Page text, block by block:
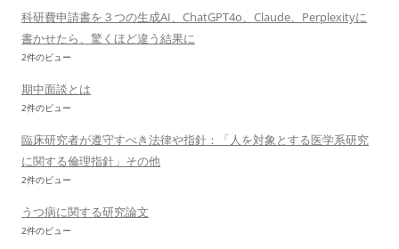
科研費申請書を３つの生成AI、ChatGPT4o、Claude、Perplexityに
書かせたら、驚くほど違う結果に
2件のビュー
期中面談とは
2件のビュー
臨床研究者が遵守すべき法律や指針：「人を対象とする医学系研究
に関する倫理指針」その他
2件のビュー
うつ病に関する研究論文
2件のビュー